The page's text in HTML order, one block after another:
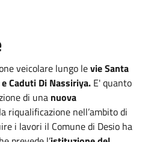
veicolare lungo levie Santa
Caduti Di Nassiriya. E' quanto
di una nuova
riqualificazione nell’ambito di
i lavori il Comune di Desio ha